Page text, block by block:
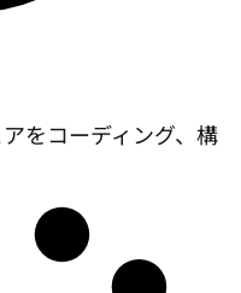
をコーディング、構